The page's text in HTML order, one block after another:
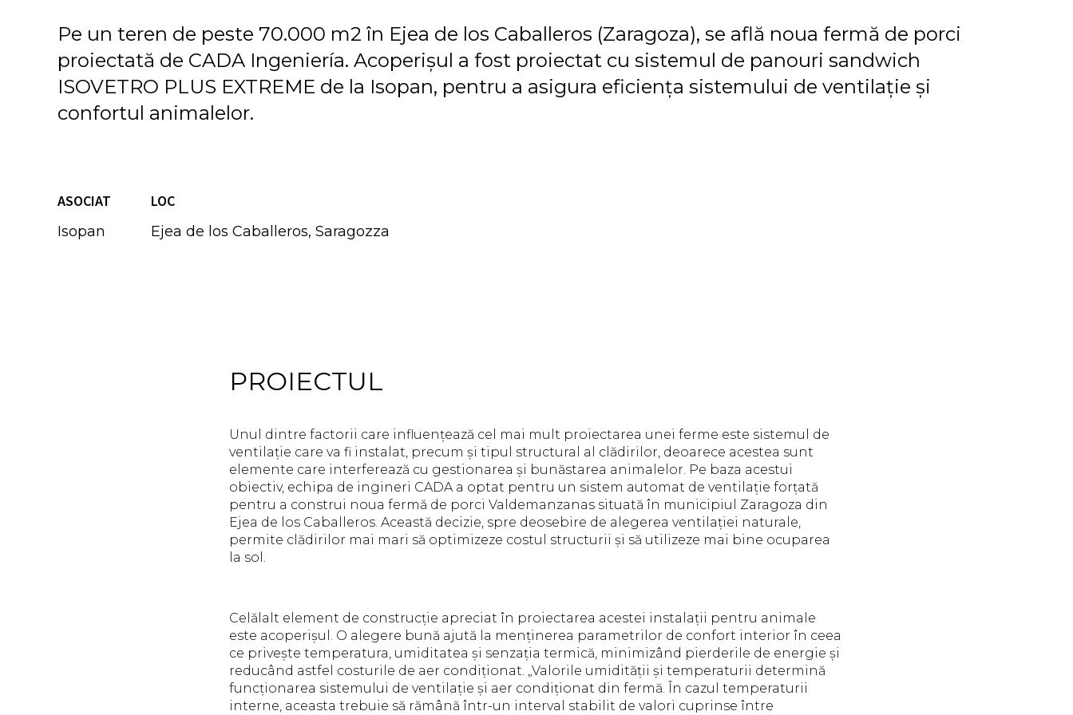
Pe un teren de peste 70.000 m2 în Ejea de los Caballeros (Zaragoza), se află noua fermă de porci
proiectată de CADA Ingeniería. Acoperișul a fost proiectat cu sistemul de panouri sandwich
ISOVETRO PLUS EXTREME de la Isopan, pentru a asigura eficiența sistemului de ventilație și
confortul animalelor.
ASOCIAT
Isopan
LOC
Ejea de los Caballeros, Saragozza
PROIECTUL
Unul dintre factorii care influențează cel mai mult proiectarea unei ferme este sistemul de
ventilație care va fi instalat, precum și tipul structural al clădirilor, deoarece acestea sunt
elemente care interferează cu gestionarea și bunăstarea animalelor. Pe baza acestui
obiectiv, echipa de ingineri CADA a optat pentru un sistem automat de ventilație forțată
pentru a construi noua fermă de porci Valdemanzanas situată în municipiul Zaragoza din
Ejea de los Caballeros. Această decizie, spre deosebire de alegerea ventilației naturale,
permite clădirilor mai mari să optimizeze costul structurii și să utilizeze mai bine ocuparea
la sol.
Celălalt element de construcție apreciat în proiectarea acestei instalații pentru animale
este acoperișul. O alegere bună ajută la menținerea parametrilor de confort interior în ceea
ce privește temperatura, umiditatea și senzația termică, minimizând pierderile de energie și
reducând astfel costurile de aer condiționat. „Valorile umidității și temperaturii determină
funcționarea sistemului de ventilație și aer condiționat din fermă. În cazul temperaturii
interne, aceasta trebuie să rămână într-un interval stabilit de valori cuprinse între